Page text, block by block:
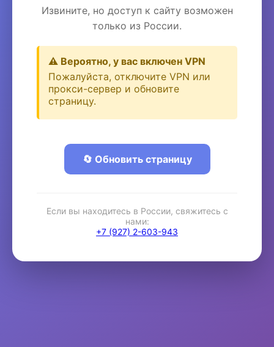
Извините, но доступ к сайту возможен
только из России.
⚠️ Вероятно, у вас включен VPN
Пожалуйста, отключите VPN или
прокси-сервер и обновите
страницу.
🔄 Обновить страницу
Если вы находитесь в России, свяжитесь с
нами:
+7 (927) 2-603-943